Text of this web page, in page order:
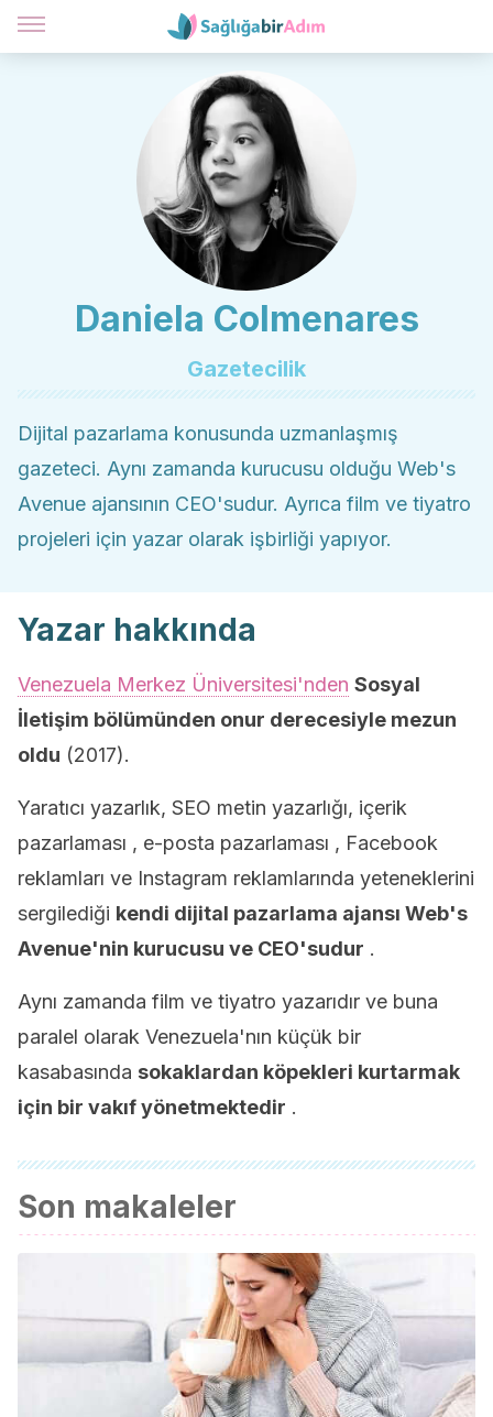
Daniela Colmenares
Gazetecilik
Dijital pazarlama konusunda uzmanlaşmış
gazeteci. Aynı zamanda kurucusu olduğu Web's
Avenue ajansının CEO'sudur. Ayrıca film ve tiyatro
projeleri için yazar olarak işbirliği yapıyor.
Yazar hakkında
Venezuela Merkez Üniversitesi'nden Sosyal
İletişim bölümünden onur derecesiyle mezun
oldu (2017).
Yaratıcı yazarlık, SEO metin yazarlığı, içerik
pazarlaması , e-posta pazarlaması , Facebook
reklamları ve Instagram reklamlarında yeteneklerini
sergilediği kendi dijital pazarlama ajansı Web's
Avenue'nin kurucusu ve CEO'sudur .
Aynı zamanda film ve tiyatro yazarıdır ve buna
paralel olarak Venezuela'nın küçük bir
kasabasında sokaklardan köpekleri kurtarmak
için bir vakıf yönetmektedir .
Son makaleler